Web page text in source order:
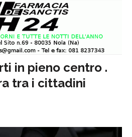
in pieno centro .
tra i cittadini